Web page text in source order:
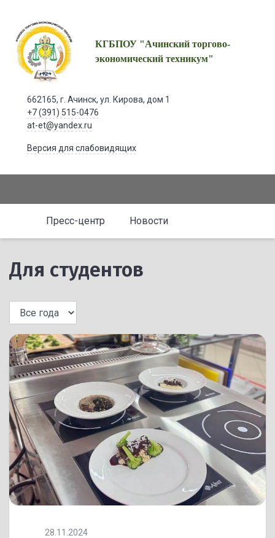
КГБПОУ "Ачинский торгово-
экономический техникум"
662165, г. Ачинск, ул. Кирова, дом 1
+7 (391) 515-0476
at-et@yandex.ru
Версия для слабовидящих
Пресс-центр Новости
Для студентов
28.11.2024